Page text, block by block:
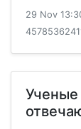
границу
29 Nov
Ученые